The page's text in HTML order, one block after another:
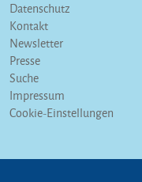
Datenschutz
Kontakt
Newsletter
Presse
Suche
Impressum
Cookie-Einstellungen